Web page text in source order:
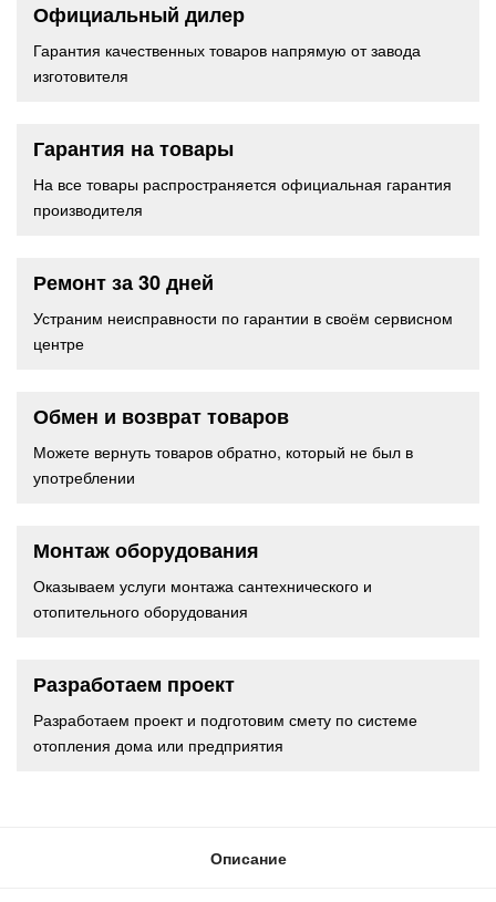
Официальный дилер
Гарантия качественных товаров напрямую от завода
изготовителя
Гарантия на товары
На все товары распространяется официальная гарантия
производителя
Ремонт за 30 дней
Устраним неисправности по гарантии в своём сервисном
центре
Обмен и возврат товаров
Можете вернуть товаров обратно, который не был в
употреблении
Монтаж оборудования
Оказываем услуги монтажа сантехнического и
отопительного оборудования
Разработаем проект
Разработаем проект и подготовим смету по системе
отопления дома или предприятия
Описание